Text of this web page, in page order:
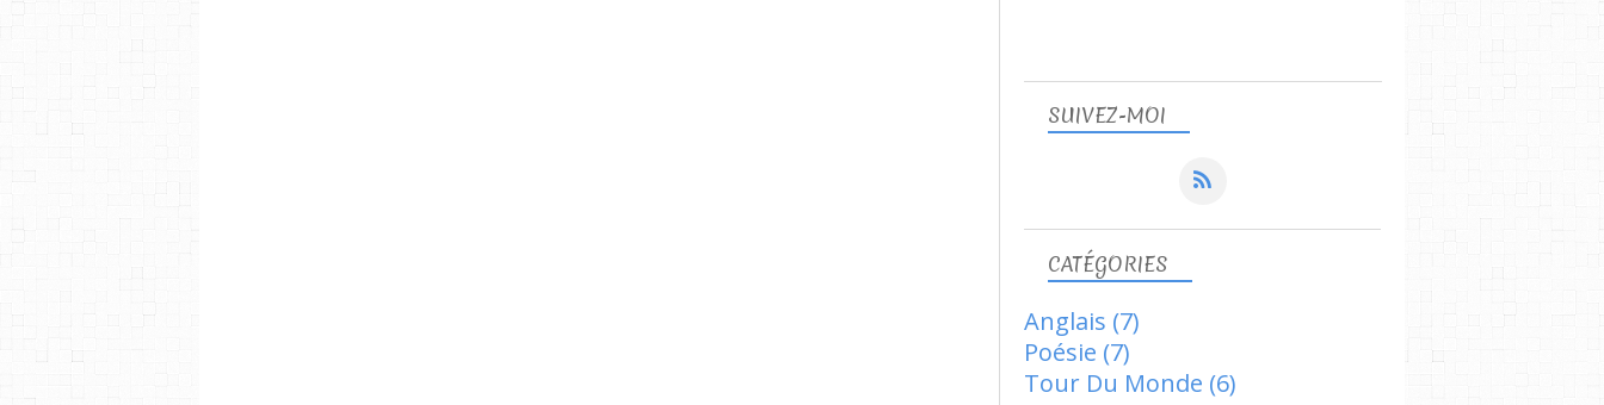
SUIVEZ-MOI
CATÉGORIES
Anglais (7)
Poésie (7)
Tour Du Monde (6)